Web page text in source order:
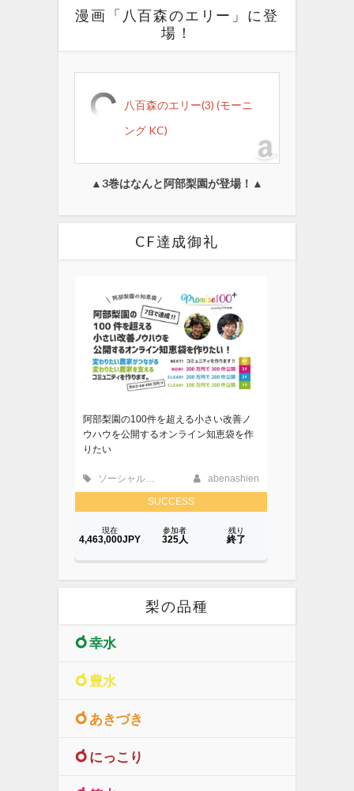
漫画「八百森のエリー」に登
場！
八百森のエリー(3) (モーニ
ング KC)
▲3巻はなんと阿部梨園が登場！▲
CF達成御礼
梨の品種
幸水
豊水
あきづき
にっこり